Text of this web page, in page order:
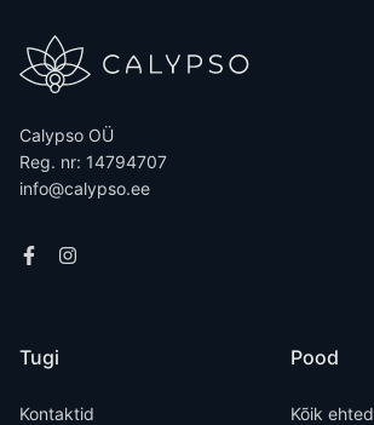
Calypso OÜ
Reg. nr: 14794707
info@calypso.ee
Tugi
Kontaktid
Pood
Kõik ehted